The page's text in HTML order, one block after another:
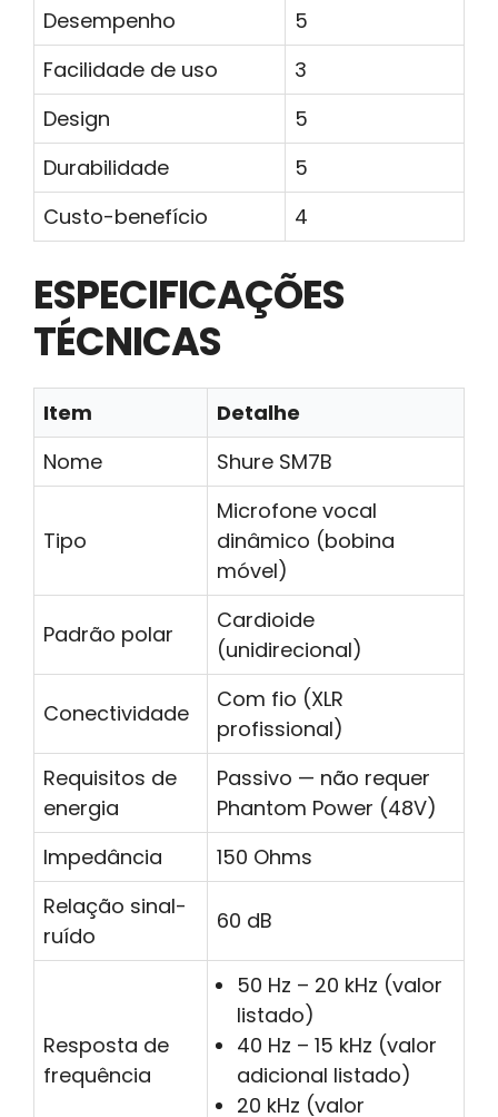
Desempenho
5
Facilidade de uso
3
Design
5
Durabilidade
5
Custo-benefício
4
ESPECIFICAÇÕES
TÉCNICAS
Item
Detalhe
Nome
Shure SM7B
Tipo
Microfone vocal
dinâmico (bobina
móvel)
Padrão polar
Cardioide
(unidirecional)
Conectividade
Com fio (XLR
profissional)
Requisitos de
energia
Passivo — não requer
Phantom Power (48V)
Impedância
150 Ohms
Relação sinal-
ruído
60 dB
Resposta de
frequência
50 Hz – 20 kHz (valor
listado)
40 Hz – 15 kHz (valor
adicional listado)
20 kHz (valor